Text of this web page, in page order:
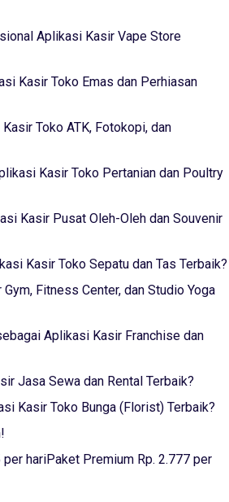
Aplikasi Kasir Vape Store
Kasir Toko Emas dan Perhiasan
Toko ATK, Fotokopi, dan
Kasir Toko Pertanian dan Poultry
Kasir Pusat Oleh-Oleh dan Souvenir
Kasir Toko Sepatu dan Tas Terbaik?
Fitness Center, dan Studio Yoga
Aplikasi Kasir Franchise dan
Jasa Sewa dan Rental Terbaik?
Kasir Toko Bunga (Florist) Terbaik?
hariPaket Premium Rp. 2.777 per